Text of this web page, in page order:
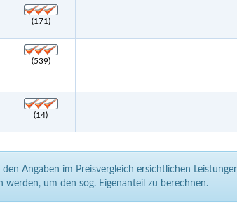
(171)
(539)
(14)
Angaben im Preisvergleich ersichtlichen
werden, um den sog. Eigenanteil zu berechnen.